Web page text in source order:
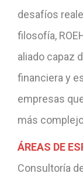
desafíos
filosofía,
aliado capaz
financiera y
empresas
más
ÁREAS DE
Consultoría